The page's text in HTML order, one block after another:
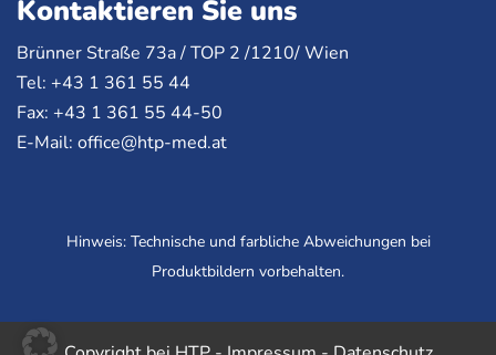
Kontaktieren Sie uns
Brünner Straße 73a /TOP 2 /1210/ Wien
Tel: +43 1 361 55 44
Fax: +43 1 361 55 44-50
E-Mail: office@htp-med.at
Hinweis: Technische und farbliche Abweichungen bei
Produktbildern vorbehalten.